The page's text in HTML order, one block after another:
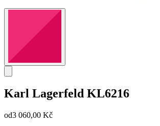
Karl Lagerfeld KL6216
od3 060,00 Kč